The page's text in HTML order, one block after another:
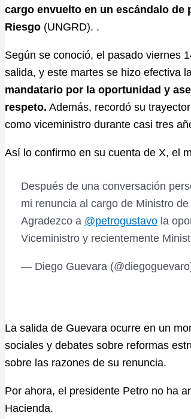
cargo envuelto en un escándalo de
Riesgo (UNGRD). .
Según se conoció, el pasado viernes
salida, y este martes se hizo efectiva
mandatario por la oportunidad y
respeto. Además, recordó su
como viceministro durante casi tres
Así lo confirmo en su cuenta de X, el
Después de una conversación
mi renuncia al cargo de Ministro
Agradezco a @petrogustavo la
Viceministro y recientemente
— Diego Guevara
La salida de Guevara ocurre en un
sociales y debates sobre reformas
sobre las razones de su renuncia.
Por ahora, el presidente Petro no ha
Hacienda.